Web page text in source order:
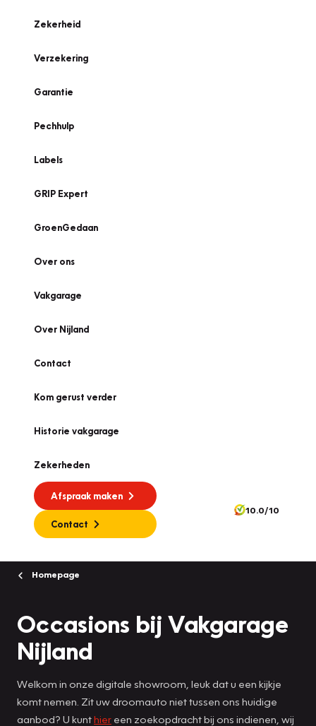
Zekerheid
Verzekering
Garantie
Pechhulp
Labels
GRIP Expert
GroenGedaan
Over ons
Vakgarage
Over Nijland
Contact
Kom gerust verder
Historie vakgarage
Zekerheden
Afspraak maken
Contact
10.0/10
Homepage
Occasions bij Vakgarage
Nijland
Welkom in onze digitale showroom, leuk dat u een kijkje
komt nemen. Zit uw droomauto niet tussen ons huidige
aanbod? U kunthier een zoekopdracht bij ons indienen, wij